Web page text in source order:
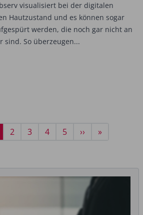
visualisiert bei der digitalen
Hautzustand und es können sogar
werden, die noch gar nicht an
sind. So überzeugen...
Seitennummerierung
Seite
2 Seite
3 Seite
4 Seite
5
Nächste
››
Letzte
»